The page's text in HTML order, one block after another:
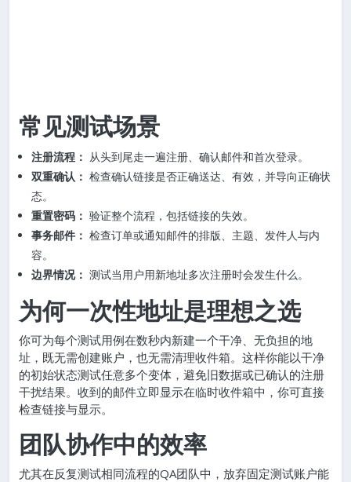
常见测试场景
注册流程： 从头到尾走一遍注册、确认邮件和首次登录。
双重确认： 检查确认链接是否正确送达、有效，并导向正确状
态。
重置密码： 验证整个流程，包括链接的失效。
事务邮件： 检查订单或通知邮件的排版、主题、发件人与内
容。
边界情况： 测试当用户用新地址多次注册时会发生什么。
为何一次性地址是理想之选
你可为每个测试用例在数秒内新建一个干净、无负担的地
址，既无需创建账户，也无需清理收件箱。这样你能以干净
的初始状态测试任意多个变体，避免旧数据或已确认的注册
干扰结果。收到的邮件立即显示在临时收件箱中，你可直接
检查链接与显示。
团队协作中的效率
尤其在反复测试相同流程的QA团队中，放弃固定测试账户能